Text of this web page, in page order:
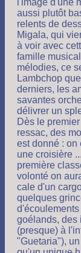
l'image d'une
aussi plutôt
relents de
Migala, qui
à voir avec
famille
mélodies, ce
Lambchop
derniers, les
savantes
délivrer un
Dès le
ressac, des
est donné : on
une croisière
première
volonté on
cale d'un
quelques
goélands, des
(presque) à
"Guetaria"),